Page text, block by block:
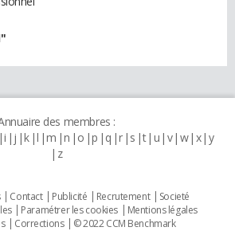
des membres :
i j k l m n o p q r s t u v w x y
z
Contact Publicité Recrutement
Societé
Paramétrer les cookies
Mentions légales
Corrections © 2022 CCM Benchmark